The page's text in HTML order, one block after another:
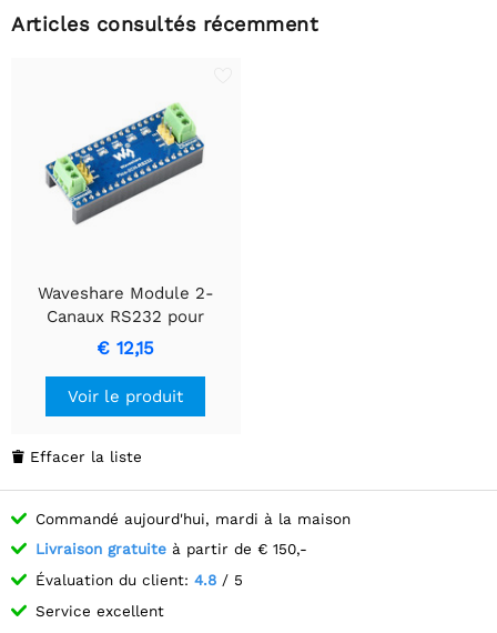
Articles consultés récemment
Waveshare Module 2-
Canaux RS232 pour
Raspberry Pi Pico,
Transcepteur SP3232EEN,
UART vers RS232
€ 12,15
Voir le produit
 Effacer la liste
Commandé aujourd'hui, mardi à la maison
Livraison gratuite à partir de € 150,-
Évaluation du client: 4.8 / 5
Service excellent